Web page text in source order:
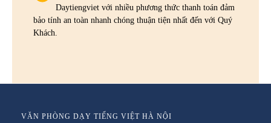
Daytiengviet với nhiều phương thức thanh toán đảm
bảo tính an toàn nhanh chóng thuận tiện nhất đến với Quý
Khách.
VĂN PHÒNG DẠY TIẾNG VIỆT HÀ NỘI